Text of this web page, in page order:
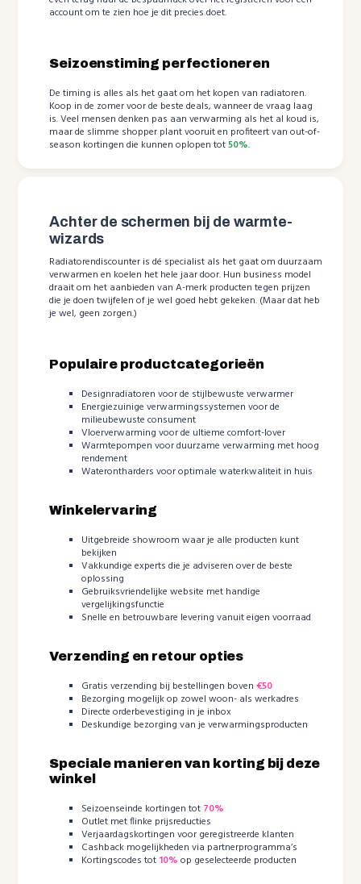
account om te zien hoe je dit precies doet.
Seizoenstiming perfectioneren
De timing is alles als het gaat om het kopen van radiatoren.
Koop in de zomer voor de beste deals, wanneer de vraag laag
is. Veel mensen denken pas aan verwarming als het al koud is,
maar de slimme shopper plant vooruit en profiteert van out-of-
season kortingen die kunnen oplopen tot50%.
Achter de schermen bij de warmte-
wizards
Radiatorendiscounter is dé specialist als het gaat om duurzaam
verwarmen en koelen het hele jaar door. Hun business model
draait om het aanbieden van A-merk producten tegen prijzen
die je doen twijfelen of je wel goed hebt gekeken. (Maar dat heb
je wel, geen zorgen.)
Populaire productcategorieën
Designradiatoren voor de stijlbewuste verwarmer
Energiezuinige verwarmingssystemen voor de
milieubewuste consument
Vloerverwarming voor de ultieme comfort-lover
Warmtepompen voor duurzame verwarming met hoog
rendement
Waterontharders voor optimale waterkwaliteit in huis
Winkelervaring
Uitgebreide showroom waar je alle producten kunt
bekijken
Vakkundige experts die je adviseren over de beste
oplossing
Gebruiksvriendelijke website met handige
vergelijkingsfunctie
Snelle en betrouwbare levering vanuit eigen voorraad
Verzending en retour opties
Gratis verzending bij bestellingen boven€50
Bezorging mogelijk op zowel woon- als werkadres
Directe orderbevestiging in je inbox
Deskundige bezorging van je verwarmingsproducten
Speciale manieren van korting bij deze
winkel
Seizoenseinde kortingen tot 70%
Outlet met flinke prijsreducties
Verjaardagskortingen voor geregistreerde klanten
Cashback mogelijkheden via partnerprogramma’s
Kortingscodes tot 10% op geselecteerde producten